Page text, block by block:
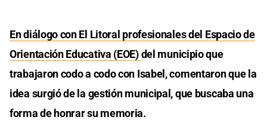
En diálogo con El Litoral profesionales del Espacio de
Orientación Educativa (EOE)del municipio que
trabajaron codo a codo con Isabel, comentaron que la
idea surgió de la gestión municipal, que buscaba una
forma de honrar su memoria.